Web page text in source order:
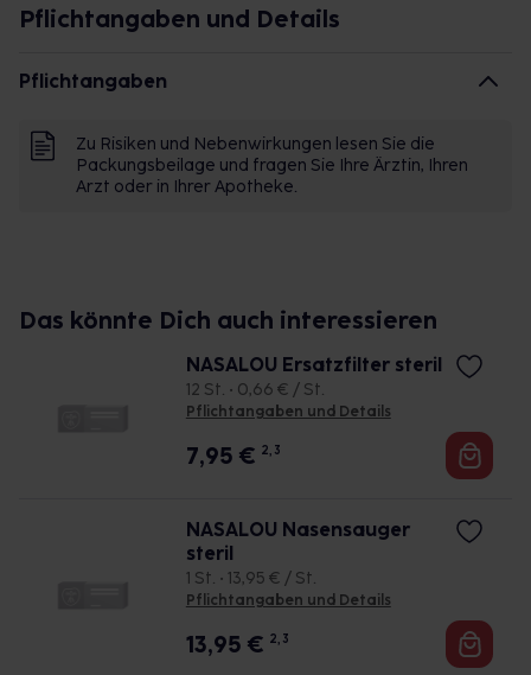
Pflichtangaben und Details
Pflichtangaben
Zu Risiken und Nebenwirkungen lesen Sie die
Packungsbeilage und fragen Sie Ihre Ärztin, Ihren
Arzt oder in Ihrer Apotheke.
Das könnte Dich auch interessieren
NASALOU Ersatzfilter steril
12 St. • 0,66 € / St.
Pflichtangaben und Details
7,95 € 2, 3
NASALOU Nasensauger
steril
1 St. • 13,95 € / St.
Pflichtangaben und Details
13,95 € 2, 3